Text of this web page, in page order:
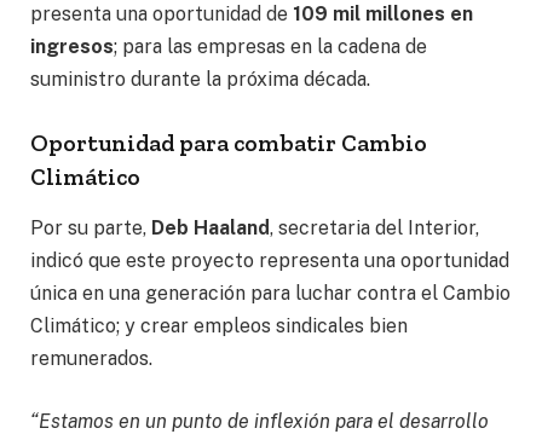
presenta una oportunidad de 109 mil millones en
ingresos; para las empresas en la cadena de
suministro durante la próxima década.
Oportunidad para combatir Cambio
Climático
Por su parte, Deb Haaland, secretaria del Interior,
indicó que este proyecto representa una oportunidad
única en una generación para luchar contra el Cambio
Climático; y crear empleos sindicales bien
remunerados.
“Estamos en un punto de inflexión para el desarrollo